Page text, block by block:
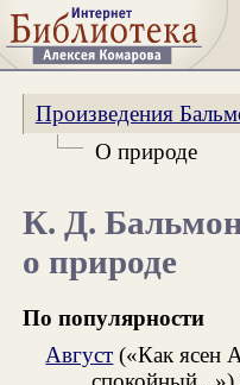
Произведения
О природе
К. Д.
о природе
По популярности
Август («Как ясен